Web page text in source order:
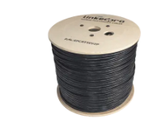
Instalación en Exterior, uso
Industrial para Climas
Extremos